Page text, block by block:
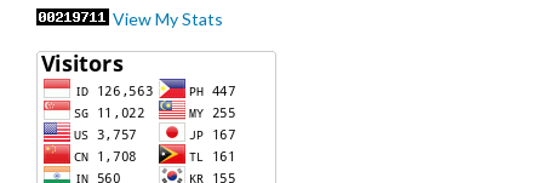
View My Stats